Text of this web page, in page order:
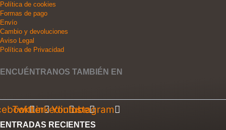
Política de cookies
Formas de pago
Envío
Cambio y devoluciones
Aviso Legal
Política de Privacidad
ENCUÉNTRANOS TAMBIÉN EN
TwitterLinkedinYoutube
Instagram
ENTRADAS RECIENTES